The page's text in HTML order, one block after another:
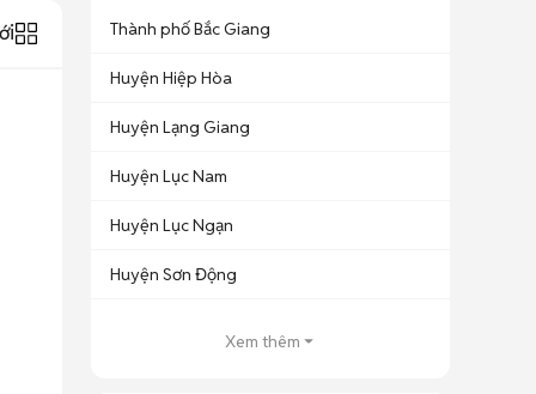
Thành phố Bắc Giang
Huyện Hiệp Hòa
Huyện Lạng Giang
Huyện Lục Nam
Huyện Lục Ngạn
Huyện Sơn Động
Xem thêm